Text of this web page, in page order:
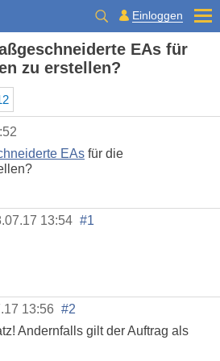
Einloggen
EAs für
zu erstellen?
EAs für die
13:54 #1
13:56 #2
Andernfalls gilt der Auftrag als